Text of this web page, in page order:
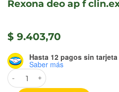
rexona deo ap f
$ 9.403,70
Hasta 12 pagos sin tarjeta
Saber más
REXONA DEO AP F